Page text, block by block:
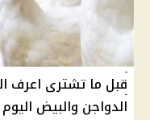
قبل ما تشترى اعرف
الدواجن والبيض اليوم الأربعاء